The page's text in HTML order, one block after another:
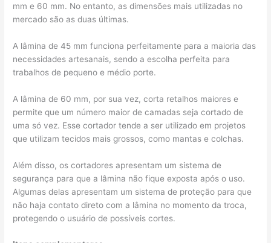
mm e 60 mm. No entanto, as dimensões mais utilizadas no
mercado são as duas últimas.
A lâmina de 45 mm funciona perfeitamente para a maioria das
necessidades artesanais, sendo a escolha perfeita para
trabalhos de pequeno e médio porte.
A lâmina de 60 mm, por sua vez, corta retalhos maiores e
permite que um número maior de camadas seja cortado de
uma só vez. Esse cortador tende a ser utilizado em projetos
que utilizam tecidos mais grossos, como mantas e colchas.
Além disso, os cortadores apresentam um sistema de
segurança para que a lâmina não fique exposta após o uso.
Algumas delas apresentam um sistema de proteção para que
não haja contato direto com a lâmina no momento da troca,
protegendo o usuário de possíveis cortes.